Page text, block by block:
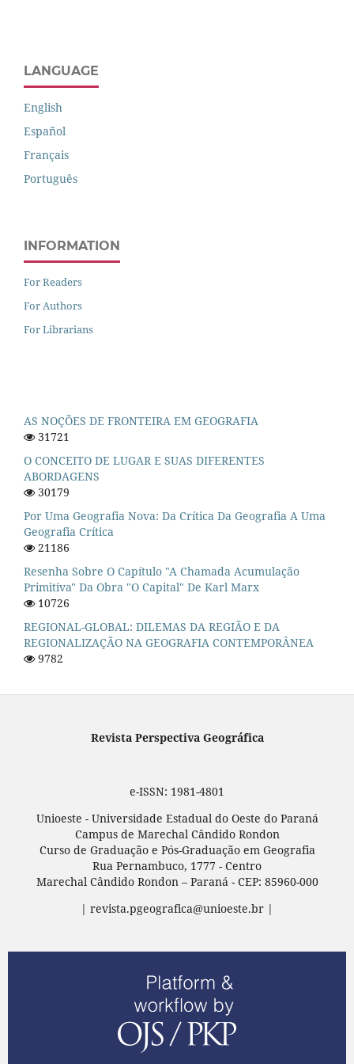
LANGUAGE
English
Español
Français
Português
INFORMATION
For Readers
For Authors
For Librarians
AS NOÇÕES DE FRONTEIRA EM GEOGRAFIA
31721
O CONCEITO DE LUGAR E SUAS DIFERENTES
ABORDAGENS
30179
Por Uma Geografia Nova: Da Crítica Da Geografia A Uma
Geografia Crítica
21186
Resenha Sobre O Capítulo "A Chamada Acumulação
Primitiva" Da Obra "O Capital" De Karl Marx
10726
REGIONAL-GLOBAL: DILEMAS DA REGIÃO E DA
REGIONALIZAÇÃO NA GEOGRAFIA CONTEMPORÂNEA
9782
Revista Perspectiva Geográfica
e-ISSN: 1981-4801
Unioeste - Universidade Estadual do Oeste do Paraná
Campus de Marechal Cândido Rondon
Curso de Graduação e Pós-Graduação em Geografia
Rua Pernambuco, 1777 - Centro
Marechal Cândido Rondon – Paraná - CEP: 85960-000
| revista.pgeografica@unioeste.br |